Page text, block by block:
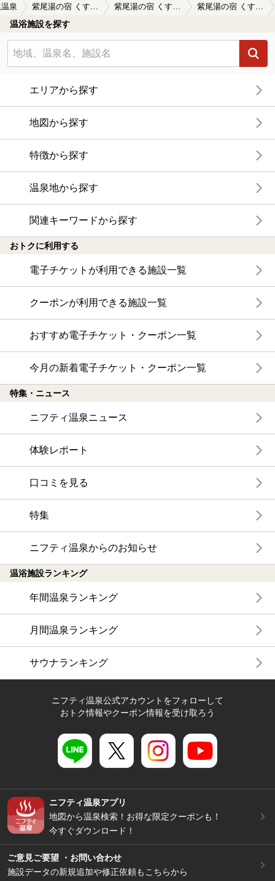
泉
温浴施設を探す
エリアから探す
地図から探す
特徴から探す
温泉地から探す
関連キーワードから探す
おトクに利用する
電子チケットが利用できる施設一覧
クーポンが利用できる施設一覧
おすすめ電子チケット・クーポン一覧
今月の新着電子チケット・クーポン一覧
特集・ニュース
ニフティ温泉ニュース
体験レポート
口コミを見る
特集
ニフティ温泉からのお知らせ
温浴施設ランキング
年間温泉ランキング
月間温泉ランキング
サウナランキング
ニフティ温泉公式アカウントをフォローして
おトク情報やクーポン情報を受け取ろう
ニフティ温泉アプリ
地図から温泉検索！お得な限定クーポンも！
今すぐダウンロード！
ご意見ご要望 ・お問い合わせ
施設データの新規追加や修正依頼もこちらから